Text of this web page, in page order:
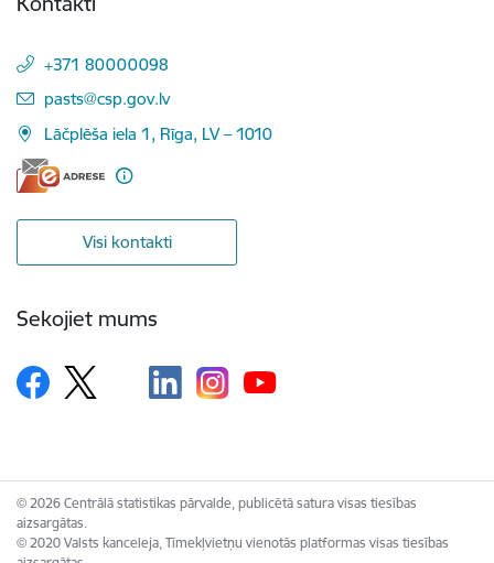
+371 80000098
E-pasts:
pasts@csp.gov.lv
Lāčplēša iela 1, Rīga, LV – 1010
Visi kontakti
Sekojiet mums
© 2026 Centrālā statistikas pārvalde, publicētā satura visas tiesības
aizsargātas.
© 2020 Valsts kanceleja, Tīmekļvietņu vienotās platformas visas tiesības